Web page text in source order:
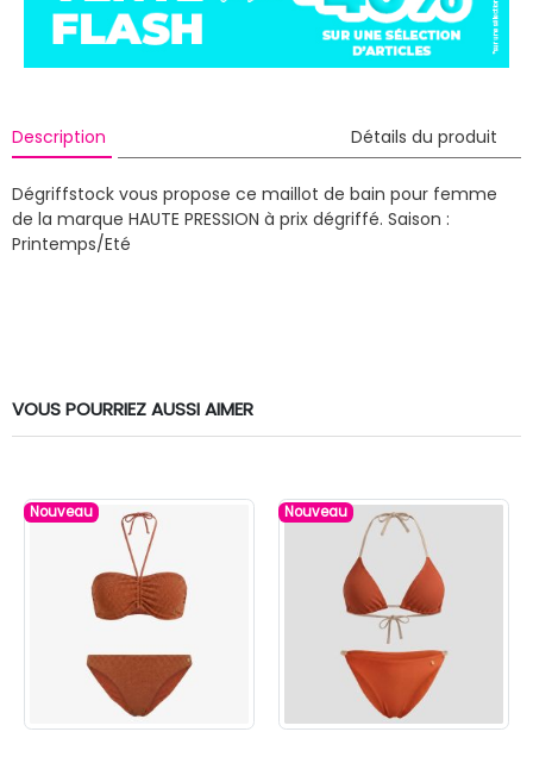
Description Détails du produit
Dégriffstock vous propose ce maillot de bain pour femme
de la marque HAUTE PRESSION à prix dégriffé. Saison :
Printemps/Eté
VOUS POURRIEZ AUSSI AIMER
Nouveau Nouveau